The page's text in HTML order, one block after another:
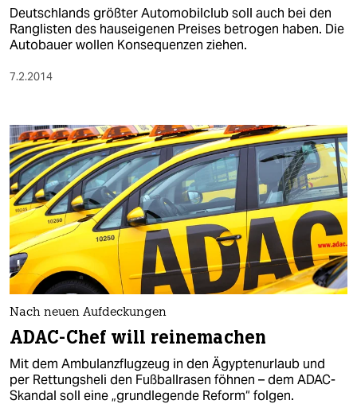
Deutschlands größter Automobilclub soll auch bei den
Ranglisten des hauseigenen Preises betrogen haben. Die
Autobauer wollen Konsequenzen ziehen.
7.2.2014
Nach neuen Aufdeckungen
ADAC-Chef will reinemachen
Mit dem Ambulanzflugzeug in den Ägyptenurlaub und
per Rettungsheli den Fußballrasen föhnen – dem ADAC-
Skandal soll eine „grundlegende Reform“ folgen.